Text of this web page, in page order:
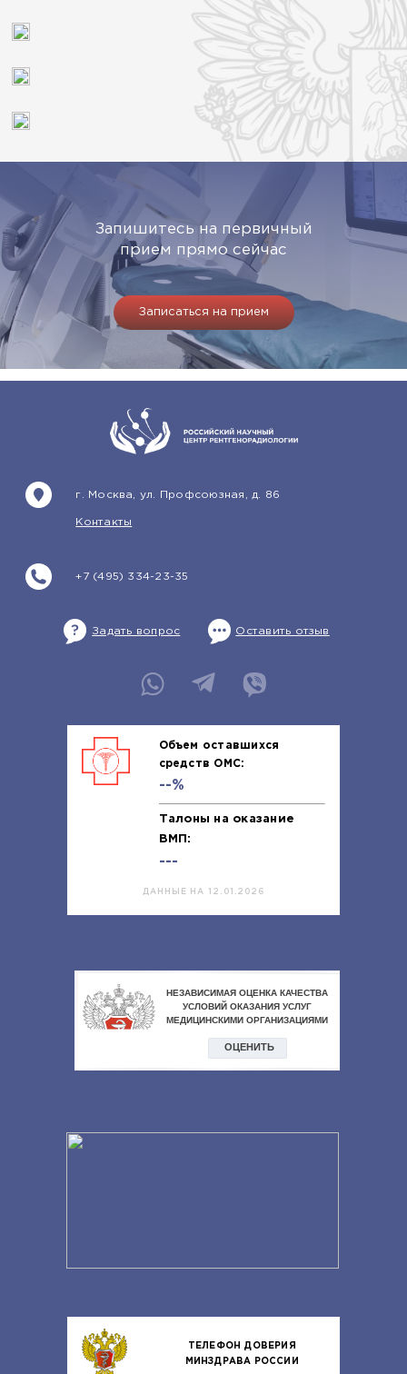
Запишитесь на первичный
прием прямо сейчас
Записаться на прием
+7 (495) 334-23-35
г. Москва, ул. Профсоюзная, д. 86
Контакты
Задать вопрос Оставить отзыв
Объем оставшихся
средств ОМС:
--%
Талоны на оказание
ВМП:
---
ДАННЫЕ НА 12.01.2026
ТЕЛЕФОН ДОВЕРИЯ
МИНЗДРАВА РОССИИ